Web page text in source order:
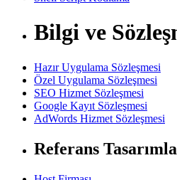
Bilgi ve
Hazır Uygulama Sözleşmesi
Özel Uygulama Sözleşmesi
SEO Hizmet Sözleşmesi
Google Kayıt Sözleşmesi
AdWords Hizmet Sözleşmesi
Referans